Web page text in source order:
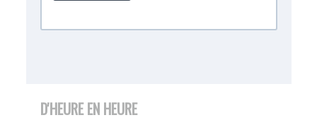
D'HEURE EN HEURE